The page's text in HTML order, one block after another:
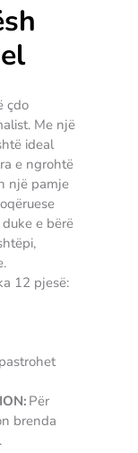
çdo
Me një
ideal
e ngrohtë
një pamje
e bërë
12 pjesë:
Për
brenda